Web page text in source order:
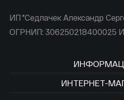
ИП "Седлачек Александр
ОГРНИП: 306250218400025
ИНТЕРНЕТ-